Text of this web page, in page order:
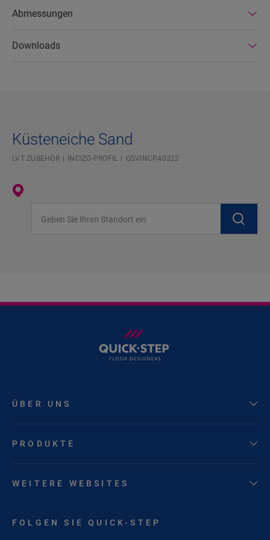
Abmessungen
Downloads
Küsteneiche Sand
LVT ZUBEHÖR INCIZO-PROFIL QSVINCP40322
ÜBER UNS
PRODUKTE
WEITERE WEBSITES
FOLGEN SIE QUICK-STEP